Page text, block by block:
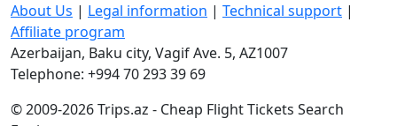
About Us | Legal information | Technical support |
Affiliate program
Azerbaijan, Baku city, Vagif Ave. 5, AZ1007
Telephone: +994 70 293 39 69
© 2009-2026 Trips.az - Cheap Flight Tickets Search